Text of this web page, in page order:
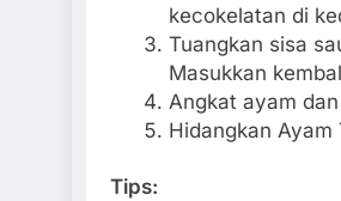
kecokelatan di
Tuangkan sisa
Masukkan
Angkat ayam
Hidangkan
Tips: